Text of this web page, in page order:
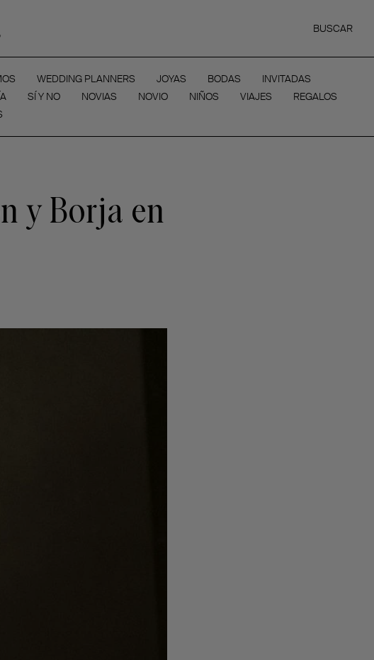
BUSCAR
WEDDING PLANNERS JOYAS BODAS
INVITADAS
SÍ Y NO NOVIAS NOVIO NIÑOS VIAJES
REGALOS
y Borja en